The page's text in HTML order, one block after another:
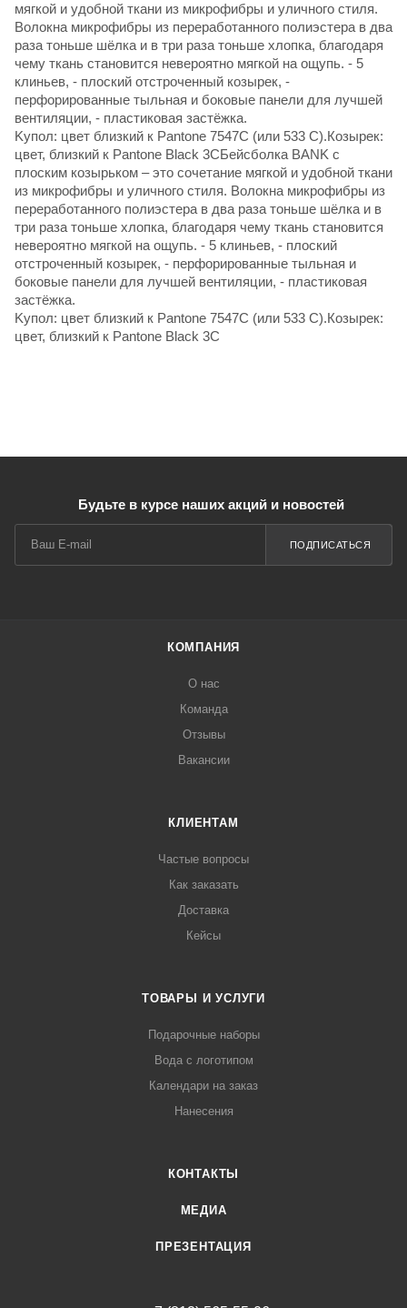
мягкой и удобной ткани из микрофибры и уличного стиля.
Волокна микрофибры из переработанного полиэстера в два
раза тоньше шёлка и в три раза тоньше хлопка, благодаря
чему ткань становится невероятно мягкой на ощупь. - 5
клиньев, - плоский отстроченный козырек, -
перфорированные тыльная и боковые панели для лучшей
вентиляции, - пластиковая застёжка.
Kупол: цвет близкий к Pantone 7547C (или 533 С).Козырек:
цвет, близкий к Pantone Black 3CБейсболка BANK с
плоским козырьком – это сочетание мягкой и удобной ткани
из микрофибры и уличного стиля. Волокна микрофибры из
переработанного полиэстера в два раза тоньше шёлка и в
три раза тоньше хлопка, благодаря чему ткань становится
невероятно мягкой на ощупь. - 5 клиньев, - плоский
отстроченный козырек, - перфорированные тыльная и
боковые панели для лучшей вентиляции, - пластиковая
застёжка.
Kупол: цвет близкий к Pantone 7547C (или 533 С).Козырек:
цвет, близкий к Pantone Black 3C
Будьте в курсе наших акций и новостей
ПОДПИСАТЬСЯ
КОМПАНИЯ
О нас
Команда
Отзывы
Вакансии
КЛИЕНТАМ
Частые вопросы
Как заказать
Доставка
Кейсы
ТОВАРЫ И УСЛУГИ
Подарочные наборы
Вода с логотипом
Календари на заказ
Нанесения
КОНТАКТЫ
МЕДИА
ПРЕЗЕНТАЦИЯ